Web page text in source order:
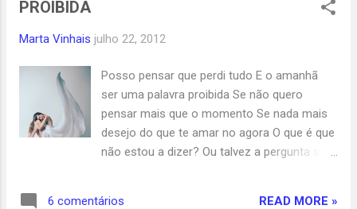
PROIBIDA
Marta Vinhais julho 22, 2012
Posso pensar que perdi tudo E o amanhã
ser uma palavra proibida Se não quero
pensar mais que o momento Se nada mais
desejo do que te amar no agora O que é que
não estou a dizer? Ou talvez a pergunta seja:
6 comentários READ MORE »